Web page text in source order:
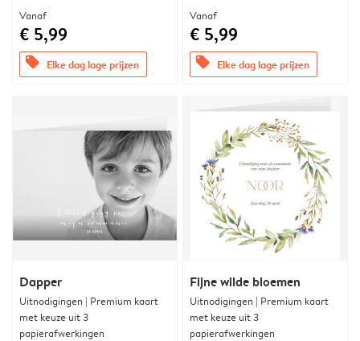
Vanaf
€ 5,99
offers Elke dag lage prijzen
Vanaf
€ 5,99
offers Elke dag lage prijzen
Dapper
Uitnodigingen | Premium kaart
met keuze uit 3
papierafwerkingen
Fijne wilde bloemen
Uitnodigingen | Premium kaart
met keuze uit 3
papierafwerkingen